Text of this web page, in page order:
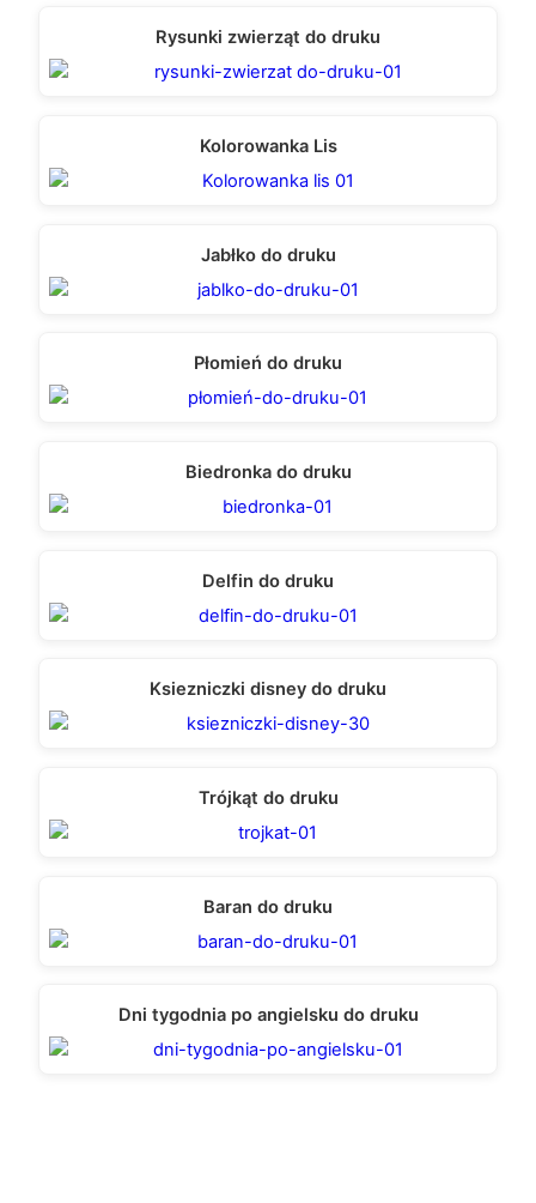
Rysunki zwierząt do druku
Kolorowanka Lis
Jabłko do druku
Płomień do druku
Biedronka do druku
Delfin do druku
Ksiezniczki disney do druku
Trójkąt do druku
Baran do druku
Dni tygodnia po angielsku do druku